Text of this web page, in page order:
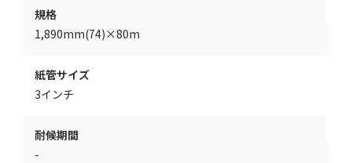
規格
1,890mm(74)×80m
紙管サイズ
3インチ
耐候期間
-